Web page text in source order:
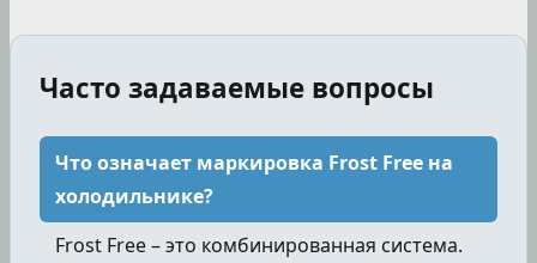
Часто задаваемые вопросы
Что означает маркировка Frost Free на
холодильнике?
Frost Free – это комбинированная система.